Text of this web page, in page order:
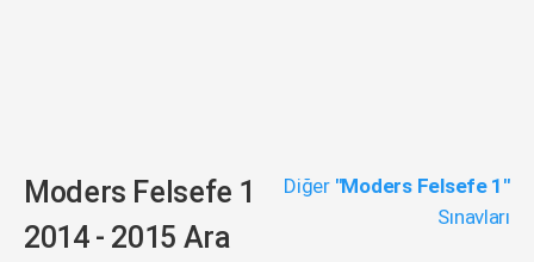
Moders Felsefe 1
2014 - 2015 Ara
Diğer "Moders Felsefe 1"
Sınavları